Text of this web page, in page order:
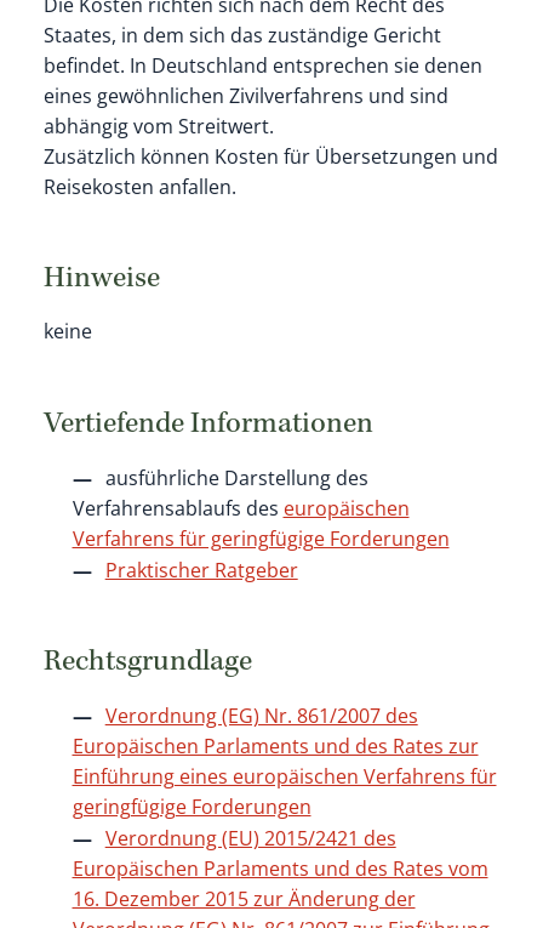
Staates, in dem sich das zuständige Gericht
befindet. In Deutschland entsprechen sie denen
eines gewöhnlichen Zivilverfahrens und sind
abhängig vom Streitwert.
Zusätzlich können Kosten für Übersetzungen und
Reisekosten anfallen.
Hinweise
keine
Vertiefende Informationen
ausführliche Darstellung des
Verfahrensablaufs des europäischen
Verfahrens für geringfügige Forderungen
Praktischer Ratgeber
Rechtsgrundlage
Verordnung (EG) Nr. 861/2007 des
Europäischen Parlaments und des Rates zur
Einführung eines europäischen Verfahrens für
geringfügige Forderungen
Verordnung (EU) 2015/2421 des
Europäischen Parlaments und des Rates vom
16. Dezember 2015 zur Änderung der